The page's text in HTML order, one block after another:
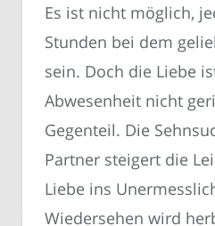
Es ist nicht möglich,
Stunden bei dem
sein. Doch die Liebe
Abwesenheit nicht
Gegenteil. Die
Partner steigert die
Liebe ins
Wiedersehen wird